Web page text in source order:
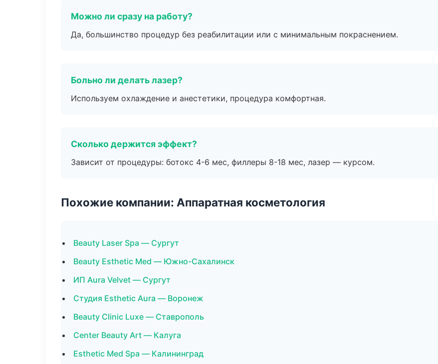
Можно ли сразу на работу?
Да, большинство процедур без реабилитации или с минимальным покраснением.
Больно ли делать лазер?
Используем охлаждение и анестетики, процедура комфортная.
Сколько держится эффект?
Зависит от процедуры: ботокс 4-6 мес, филлеры 8-18 мес, лазер — курсом.
Похожие компании: Аппаратная косметология
Beauty Laser Spa — Сургут
Beauty Esthetic Med — Южно-Сахалинск
ИП Aura Velvet — Сургут
Студия Esthetic Aura — Воронеж
Beauty Clinic Luxe — Ставрополь
Center Beauty Art — Калуга
Esthetic Med Spa — Калининград